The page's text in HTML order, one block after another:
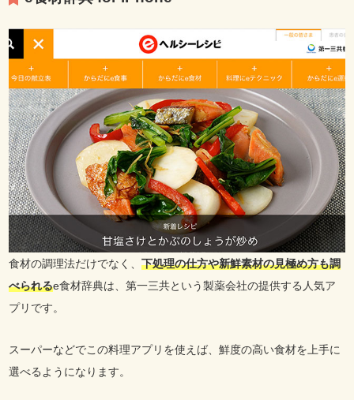
食材の調理法だけでなく、下処理の仕方や新鮮素材の見極め方も調
べられるe食材辞典は、第一三共という製薬会社の提供する人気ア
プリです。
スーパーなどでこの料理アプリを使えば、鮮度の高い食材を上手に
選べるようになります。